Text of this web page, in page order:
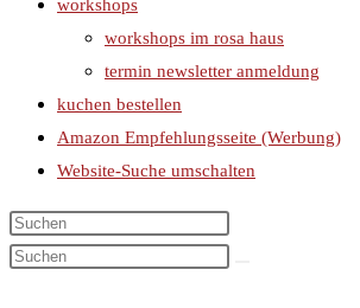
workshops
workshops im rosa haus
termin newsletter anmeldung
kuchen bestellen
Amazon Empfehlungsseite (Werbung)
Website-Suche umschalten